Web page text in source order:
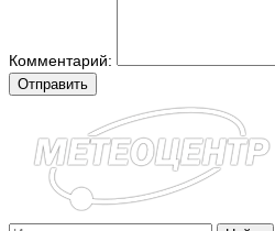
Комментарий:
Отправить